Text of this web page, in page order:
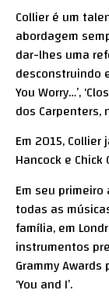
Collier é um
abordagem
dar-lhes uma
desconstruindo
You Worry…’,
dos Carpenters,
Em 2015,
Hancock e
Em seu primeiro
todas as
família, em
instrumentos
Grammy
‘You and I’.